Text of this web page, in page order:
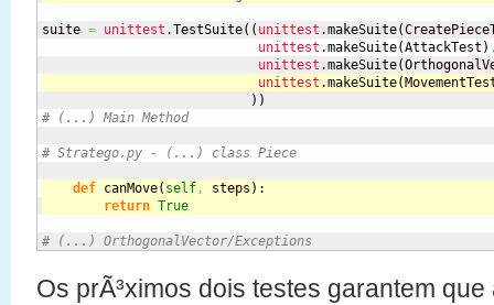
suite = unittest .TestSuite( ( unittest .makeSuite(
unittest .makeSuite(AttackTest )
unittest .makeSuite(
unittest .makeSuite(
) )
# (...) Main Method
# Stratego.py - (...) class Piece
def canMove( self, steps ) :
return True
# (...) OrthogonalVector/Exceptions
Os prÃ³ximos dois testes garantem